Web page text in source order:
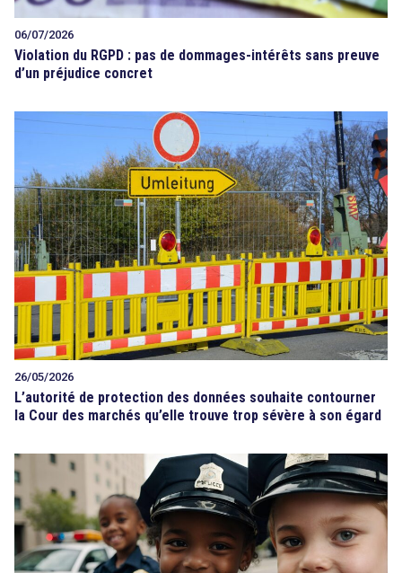
06/07/2026
Violation du RGPD : pas de dommages-intérêts sans preuve
d’un préjudice concret
26/05/2026
L’autorité de protection des données souhaite contourner
la Cour des marchés qu’elle trouve trop sévère à son égard